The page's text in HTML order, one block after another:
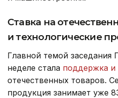
Ставка на
и технологические
Главной темой заседания
неделе стала поддержка
отечественных товаров.
продукция занимает уже